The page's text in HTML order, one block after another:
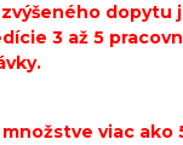
dopytu
3 až 5
viac ako